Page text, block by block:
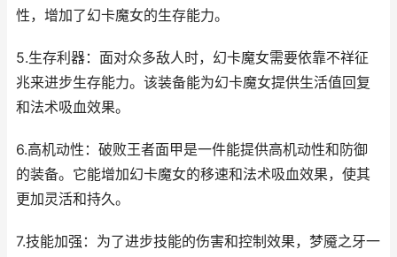
性，增加了幻卡魔女的生存能力。
5.生存利器：面对众多敌人时，幻卡魔女需要依靠不祥征
兆来进步生存能力。该装备能为幻卡魔女提供生活值回复
和法术吸血效果。
6.高机动性：破败王者面甲是一件能提供高机动性和防御
的装备。它能增加幻卡魔女的移速和法术吸血效果，使其
更加灵活和持久。
7.技能加强：为了进步技能的伤害和控制效果，梦魇之牙一